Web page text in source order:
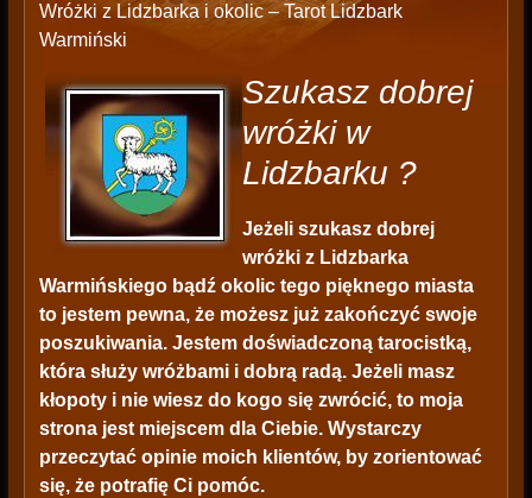
Wróżki z Lidzbarka i okolic – Tarot Lidzbark
Warmiński
Szukasz dobrej
wróżki w
Lidzbarku ?
Jeżeli szukasz dobrej
wróżki z Lidzbarka
Warmińskiego bądź okolic tego pięknego miasta
to jestem pewna, że możesz już zakończyć swoje
poszukiwania. Jestem doświadczoną tarocistką,
która służy wróżbami i dobrą radą. Jeżeli masz
kłopoty i nie wiesz do kogo się zwrócić, to moja
strona jest miejscem dla Ciebie. Wystarczy
przeczytać opinie moich klientów, by zorientować
się, że potrafię Ci pomóc.